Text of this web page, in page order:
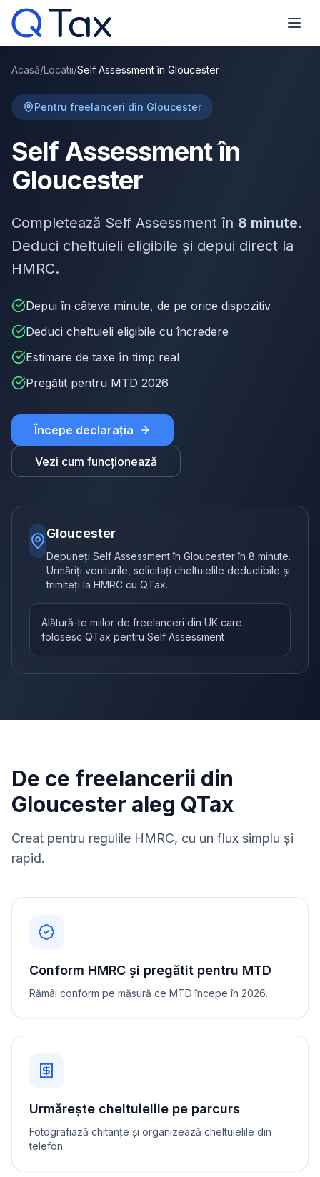
Acasă/Locatii/Self Assessment în Gloucester
Pentru freelanceri din Gloucester
Self Assessment în
Gloucester
Completează Self Assessment în 8 minute.
Deduci cheltuieli eligibile și depui direct la
HMRC.
Depui în câteva minute, de pe orice dispozitiv
Deduci cheltuieli eligibile cu încredere
Estimare de taxe în timp real
Pregătit pentru MTD 2026
Începe declarația
Vezi cum funcționează
Gloucester
Depuneți Self Assessment în Gloucester în 8 minute.
Urmăriți veniturile, solicitați cheltuielile deductibile și
trimiteți la HMRC cu QTax.
Alătură-te miilor de freelanceri din UK care
folosesc QTax pentru Self Assessment
De ce freelancerii din
Gloucester aleg QTax
Creat pentru regulile HMRC, cu un flux simplu și
rapid.
Conform HMRC și pregătit pentru MTD
Rămâi conform pe măsură ce MTD începe în 2026.
Urmărește cheltuielile pe parcurs
Fotografiază chitanțe și organizează cheltuielile din
telefon.